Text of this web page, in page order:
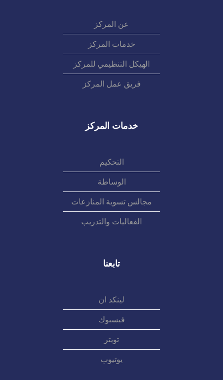
عن المركز
خدمات المركز
الهيكل التنظيمي للمركز
فريق عمل المركز
خدمات المركز
التحكيم
الوساطة
مجالس تسوية المنازعات
الفعاليات والتدريب
تابعنا
لينكد ان
فيسبوك
تويتر
يوتيوب